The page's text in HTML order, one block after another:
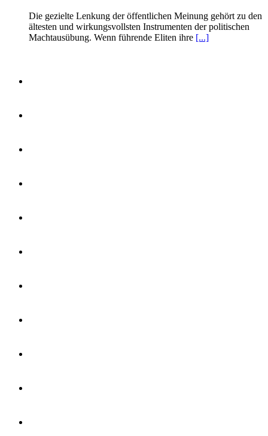
Die gezielte Lenkung der öffentlichen Meinung gehört zu den
ältesten und wirkungsvollsten Instrumenten der politischen
Machtausübung. Wenn führende Eliten ihre [...]